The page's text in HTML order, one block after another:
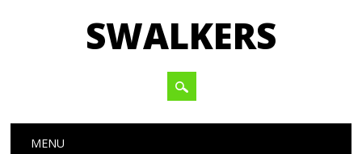
SWALKERS
Hoofdmenu
MENU